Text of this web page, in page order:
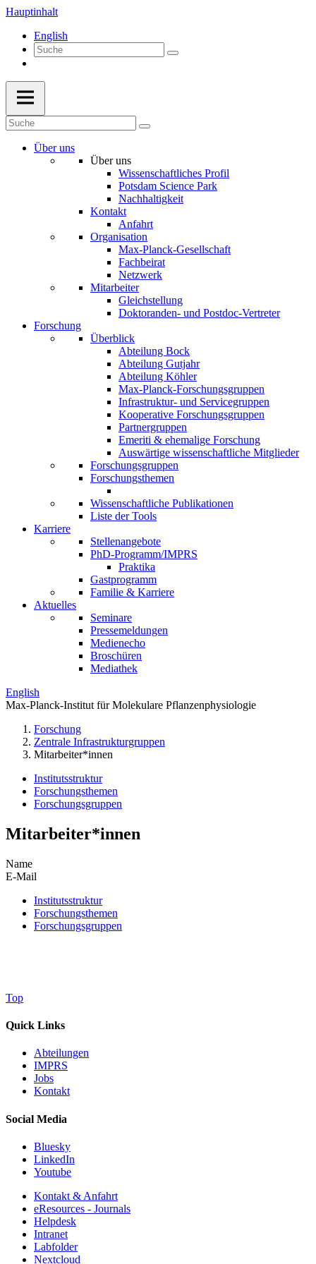
Hauptinhalt
English
Über uns
Über uns
Wissenschaftliches Profil
Potsdam Science Park
Nachhaltigkeit
Kontakt
Anfahrt
Organisation
Max-Planck-Gesellschaft
Fachbeirat
Netzwerk
Mitarbeiter
Gleichstellung
Doktoranden- und Postdoc-Vertreter
Forschung
Überblick
Abteilung Bock
Abteilung Gutjahr
Abteilung Köhler
Max-Planck-Forschungsgruppen
Infrastruktur- und Servicegruppen
Kooperative Forschungsgruppen
Partnergruppen
Emeriti & ehemalige Forschung
Auswärtige wissenschaftliche Mitglieder
Forschungsgruppen
Forschungsthemen
Wissenschaftliche Publikationen
Liste der Tools
Karriere
Stellenangebote
PhD-Programm/IMPRS
Praktika
Gastprogramm
Familie & Karriere
Aktuelles
Seminare
Pressemeldungen
Medienecho
Broschüren
Mediathek
English
Max-Planck-Institut für Molekulare Pflanzenphysiologie
Forschung
Zentrale Infrastrukturgruppen
Mitarbeiter*innen
Institutsstruktur
Forschungsthemen
Forschungsgruppen
Mitarbeiter*innen
Name
E-Mail
Institutsstruktur
Forschungsthemen
Forschungsgruppen
Top
Quick Links
Abteilungen
IMPRS
Jobs
Kontakt
Social Media
Bluesky
LinkedIn
Youtube
Kontakt & Anfahrt
eResources - Journals
Helpdesk
Intranet
Labfolder
Nextcloud